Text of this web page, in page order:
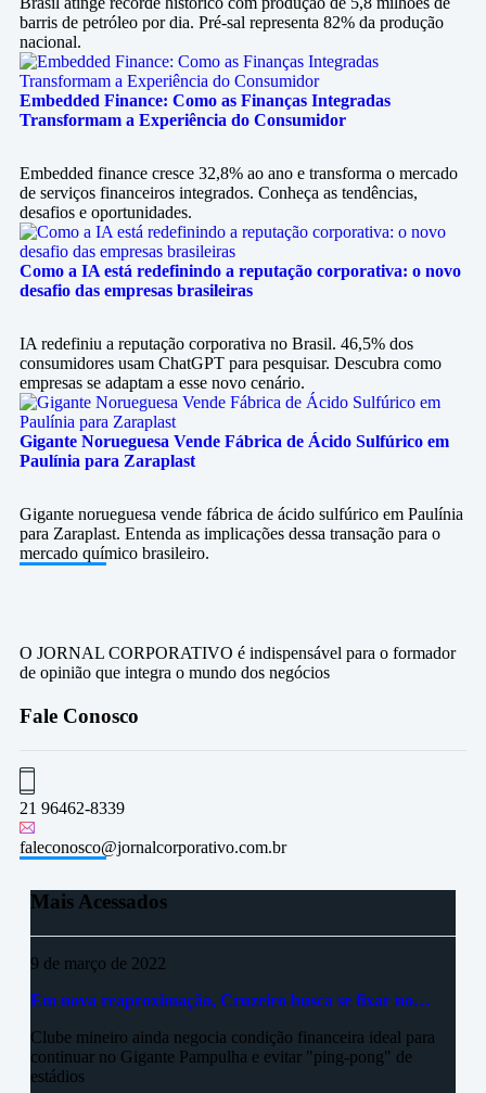
barris de petróleo por dia. Pré-sal representa 82% da produção
nacional.
Embedded Finance: Como as Finanças Integradas
Transformam a Experiência do Consumidor
Embedded finance cresce 32,8% ao ano e transforma o mercado
de serviços financeiros integrados. Conheça as tendências,
desafios e oportunidades.
Como a IA está redefinindo a reputação corporativa: o novo
desafio das empresas brasileiras
IA redefiniu a reputação corporativa no Brasil. 46,5% dos
consumidores usam ChatGPT para pesquisar. Descubra como
empresas se adaptam a esse novo cenário.
Gigante Norueguesa Vende Fábrica de Ácido Sulfúrico em
Paulínia para Zaraplast
Gigante norueguesa vende fábrica de ácido sulfúrico em Paulínia
para Zaraplast. Entenda as implicações dessa transação para o
mercado químico brasileiro.
O JORNAL CORPORATIVO é indispensável para o formador
de opinião que integra o mundo dos negócios
Fale Conosco
21 96462-8339
faleconosco@jornalcorporativo.com.br
Mais Acessados
9 de março de 2022
Em nova reaproximação, Cruzeiro busca se fixar no…
Clube mineiro ainda negocia condição financeira ideal para
continuar no Gigante Pampulha e evitar "ping-pong" de
estádios